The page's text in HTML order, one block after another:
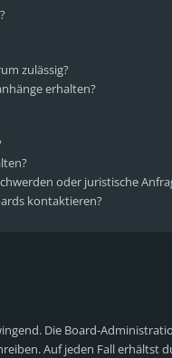
zulässig?
erhalten?
oder juristische
kontaktieren?
Die Board-
Auf jeden Fall erhältst